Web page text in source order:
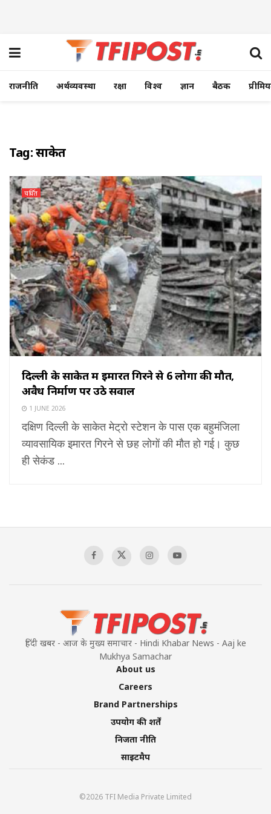
राजनीति अर्थव्यवस्था रक्षा विश्व ज्ञान बैठक
Tag:साकेत
चर्चित
दिल्ली के साकेत में इमारत गिरने से 6 लोगों की मौत,
अवैध निर्माण पर उठे सवाल
1 JUNE 2026
दक्षिण दिल्ली के साकेत मेट्रो स्टेशन के पास एक बहुमंजिला
व्यावसायिक इमारत गिरने से छह लोगों की मौत हो गई। कुछ
ही सेकंड ...
हिंदी खबर - आज के मुख्य समाचार - Hindi Khabar News - Aaj ke
Mukhya Samachar
About us
Careers
Brand Partnerships
उपयोग की शर्तें
निजता नीति
साइटमैप
©2026 TFI Media Private Limited